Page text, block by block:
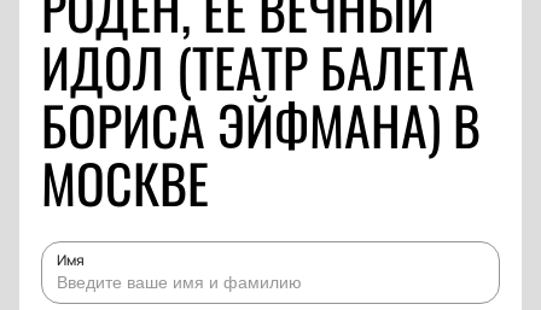
ИДОЛ (ТЕАТР БАЛЕТА
БОРИСА ЭЙФМАНА) В
МОСКВЕ
Имя